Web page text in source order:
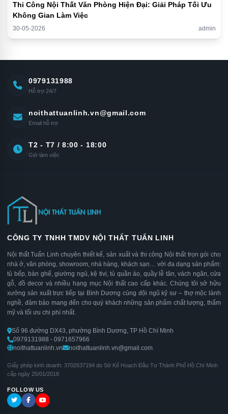
Thi Công Nội Thất Văn Phòng Hiện Đại: Giải Pháp Tối Ưu
Không Gian Làm Việc
30-05-2026 admin
0979131988
Hỗ trợ 24/7
noithattuanlinh.vn@gmail.com
Email hỗ trợ
T2 - T7 / 8:00 - 18:00
Giờ làm việc
CÔNG TY TNHH TMDV NỘI THẤT TUẤN LINH
Nội thất Tuấn Linh chuyên thiết kế, sản xuất và thi công Nội thất trọn gói cho
nhà ở, văn phòng, showroom, nhà hàng, khách sạn… với đa dạng sản phẩm:
tủ bếp, bàn ghế, giường ngủ, kệ tivi, tủ quần áo, quầy lễ tân, vách ngăn, cửa
gỗ, đồ decor và nhiều hạng mục Nội thất cao cấp khác. Chúng tôi sở hữu
xưởng sản xuất trực tiếp tại Bình Dương cùng đội ngũ kỹ sư – thợ mộc lành
nghề, đảm bảo mang đến cho quý khách những sản phẩm chất lượng, thẩm
mỹ và tối ưu chi phí nhất.
Số 96 đường DX43, phường Bình Dương, TP Hồ Chí Minh
0979131988 - 0971657966
noithattuanlinh.vn
noithattuanlinh.vn@gmail.com
Giấy phép kinh doanh: 3702637194 do Sở Kế Hoạch Đầu Tư Thành Phố Hồ Chí Minh
cấp ngày 25/01/2018
FOLLOW US